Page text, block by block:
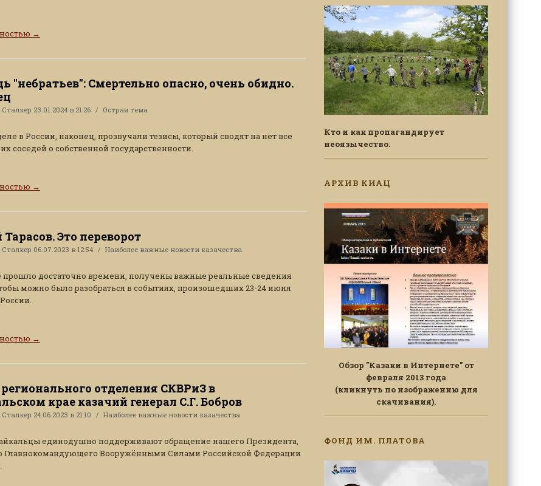
→
"небратьев": Смертельно опасно, очень обидно.
Сталкер 23.01.2024 в 21:26 Острая тема
в России, наконец, прозвучали тезисы, который сводят на нет все
соседей о собственной государственности.
→
Это переворот
Сталкер 06.07.2023 в 12:54 Наиболее важные новости казачества
прошло достаточно времени, получены важные реальные сведения
можно было разобраться в событиях, произошедших 23-24 июня
→
отделения СКВРиЗ в
крае казачий генерал С.Г. Бобров
Сталкер 24.06.2023 в 21:10 Наиболее важные новости казачества
единодушно поддерживают обращение нашего Президента,
Главнокомандующего Вооружёнными Силами Российской Федерации
Кто и как пропагандирует
неоязычество.
АРХИВ КИАЦ
Обзор "Казаки в Интернете" от
февраля 2013 года
(кликнуть по изображению для
скачивания).
ФОНД ИМ. ПЛАТОВА